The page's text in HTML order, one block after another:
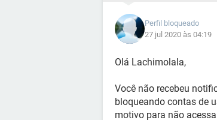
Perfil bloqueado
27 jul 2020 às 04:19
Olá Lachimolala,
Você não recebeu
bloqueando contas de
motivo para não